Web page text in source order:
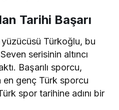
Tarihi Başarı
Türkoğlu, bu
serisinin altıncı
Başarılı sporcu,
en genç Türk sporcu
spor tarihine adını bir